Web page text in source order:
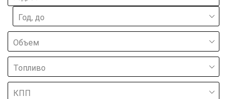
Год, до
Объем
Топливо
КПП